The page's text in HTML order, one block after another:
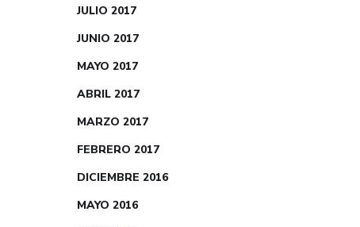
JULIO 2017
JUNIO 2017
MAYO 2017
ABRIL 2017
MARZO 2017
FEBRERO 2017
DICIEMBRE 2016
MAYO 2016